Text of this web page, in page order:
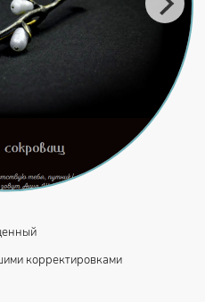
корректировками